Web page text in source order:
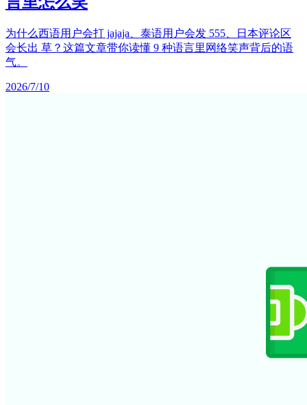
为什么西语用户会打 jajaja、泰语用户会发 555、日本评论区
会长出 草？这篇文章带你读懂 9 种语言里网络笑声背后的语
气。
2026/7/10